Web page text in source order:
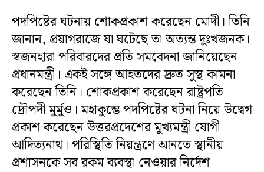
পদপিষ্টের ঘটনায় শোকপ্রকাশ করেছেন মোদী। তিনি
জানান, প্রয়াগরাজে যা ঘটেছে তা অত্যন্ত দুঃখজনক।
স্বজনহারা পরিবারদের প্রতি সমবেদনা জানিয়েছেন
প্রধানমন্ত্রী। একই সঙ্গে আহতদের দ্রুত সুস্থ কামনা
করেছেন তিনি। শোকপ্রকাশ করেছেন রাষ্ট্রপতি
দ্রৌপদী মুর্মুও। মহাকুম্ভে পদপিষ্টের ঘটনা নিয়ে উদ্বেগ
প্রকাশ করেছেন উত্তরপ্রদেশের মুখ্যমন্ত্রী যোগী
আদিত্যনাথ। পরিস্থিতি নিয়ন্ত্রণে আনতে স্থানীয়
প্রশাসনকে সব রকম ব্যবস্থা নেওয়ার নির্দেশ